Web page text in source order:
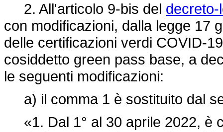
2. All'articolo 9-bis del decreto-
con modificazioni, dalla legge 17
delle certificazioni verdi COVID-
cosiddetto green pass base, a
le seguenti modificazioni:
a) il comma 1 è sostituito dal
«1. Dal 1° al 30 aprile 2022, è